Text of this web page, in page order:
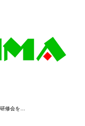
修会を…